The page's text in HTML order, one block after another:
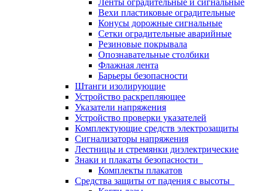
Ленты оградительные и сигнальные
Вехи пластиковые оградительные
Конусы дорожные сигнальные
Сетки оградительные аварийные
Резиновые покрывала
Опознавательные столбики
Флажная лента
Барьеры безопасности
Штанги изолирующие
Устройство раскрепляющее
Указатели напряжения
Устройство проверки указателей
Комплектующие средств электрозащиты
Сигнализаторы напряжения
Лестницы и стремянки диэлектрические
Знаки и плакаты безопасности
Комплекты плакатов
Средства защиты от падения с высоты